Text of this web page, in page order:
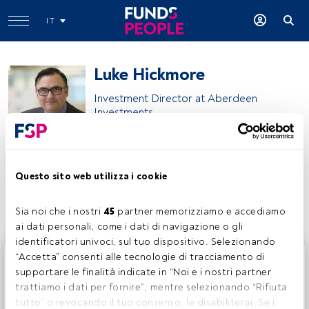
Questo sito web utilizza i cookie
Sia noi che i nostri 45 partner memorizziamo e accediamo
ai dati personali, come i dati di navigazione o gli
identificatori univoci, sul tuo dispositivo. Selezionando
“Accetta” consenti alle tecnologie di tracciamento di
supportare le finalità indicate in “Noi e i nostri partner
trattiamo i dati per fornire”, mentre selezionando “Rifiuta
tutto” o revocando il tuo consenso, le disabiliterai. Se i
IT
Luke Hickmore
Investment Director at Aberdeen
Investments
Condividi:
Questo è un articolo riservato agli utenti FundsPeople. Se
sei già registrato, accedi tramite il pulsante Login. Se non
hai ancora un account, ti invitiamo a registrarti per scoprire
tutti i contenuti che FundsPeople ha da offrire.